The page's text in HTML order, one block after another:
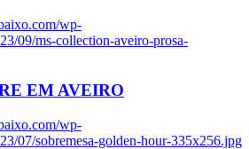
wp-
09/ms-collection-aveiro-prosa-
EM AVEIRO
wp-
07/sobremesa-golden-hour-335x256.jpg